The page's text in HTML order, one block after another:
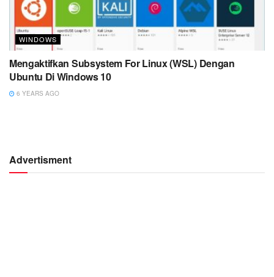
WINDOWS
Mengaktifkan Subsystem For Linux (WSL) Dengan
Ubuntu Di Windows 10
6 YEARS AGO
Advertisment